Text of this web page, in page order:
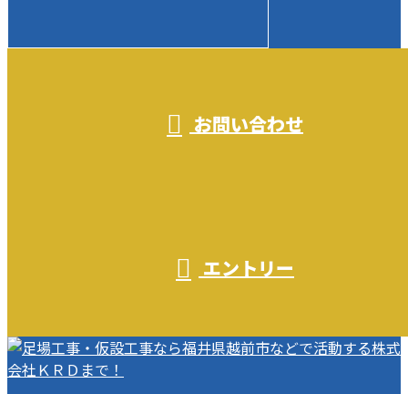
お問い合わせ
エントリー